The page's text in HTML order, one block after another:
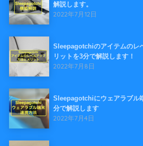
解説します。
2022年7月12日
Sleepagotchiのアイテムのレ
リットを3分で解説します！
2022年7月8日
Sleepagotchiにウェアラブル
分で解説します
2022年7月4日